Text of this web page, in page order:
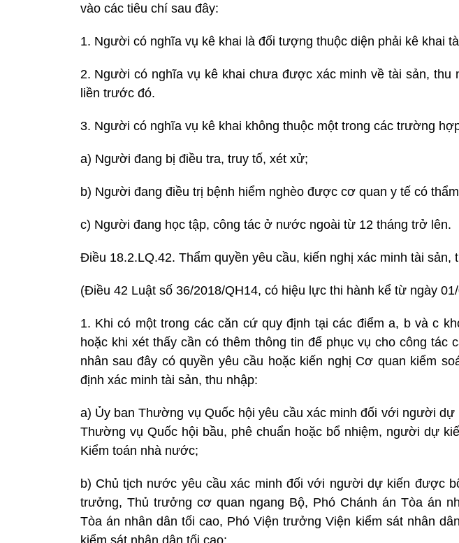
vào các tiêu chí sau đây:
1. Người có nghĩa vụ kê khai là đối tượng thuộc diện phải kê khai
2. Người có nghĩa vụ kê khai chưa được xác minh về tài sản, thu
liền trước đó.
3. Người có nghĩa vụ kê khai không thuộc một trong các trường
a) Người đang bị điều tra, truy tố, xét xử;
b) Người đang điều trị bệnh hiểm nghèo được cơ quan y tế có
c) Người đang học tập, công tác ở nước ngoài từ 12 tháng trở lên.
Điều 18.2.LQ.42. Thẩm quyền yêu cầu, kiến nghị xác minh tài sản,
(Điều 42 Luật số 36/2018/QH14, có hiệu lực thi hành kể từ ngày
1. Khi có một trong các căn cứ quy định tại các điểm a, b và c
hoặc khi xét thấy cần có thêm thông tin để phục vụ cho công tác
nhân sau đây có quyền yêu cầu hoặc kiến nghị Cơ quan kiểm
định xác minh tài sản, thu nhập:
a) Ủy ban Thường vụ Quốc hội yêu cầu xác minh đối với người
Thường vụ Quốc hội bầu, phê chuẩn hoặc bổ nhiệm, người dự
Kiểm toán nhà nước;
b) Chủ tịch nước yêu cầu xác minh đối với người dự kiến được
trưởng, Thủ trưởng cơ quan ngang Bộ, Phó Chánh án Tòa án
Tòa án nhân dân tối cao, Phó Viện trưởng Viện kiểm sát nhân
kiểm sát nhân dân tối cao;